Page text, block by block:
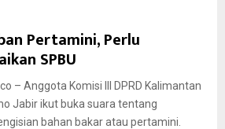
Pertamini, Perlu
SPBU
– Anggota Komisi III DPRD Kalimantan
Jabir ikut buka suara tentang
bahan bakar atau pertamini.